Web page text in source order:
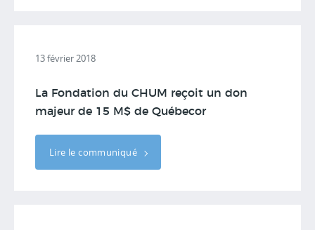
13 février 2018
La Fondation du CHUM reçoit un don
majeur de 15 M$ de Québecor
Lire le communiqué